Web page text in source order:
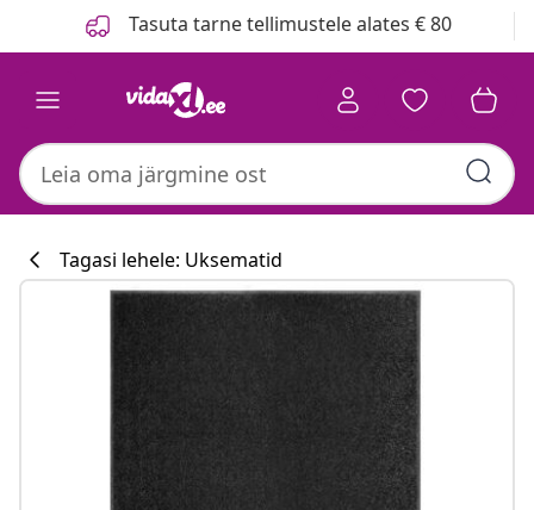
Tasuta tarne tellimustele alates € 80
#sharemevidaxl
Tagasi lehele: Uksematid